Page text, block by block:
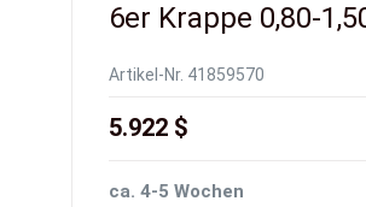
6er Krappe 0,80-
Artikel-Nr. 41859570
5.922 $
ca. 4-5 Wochen